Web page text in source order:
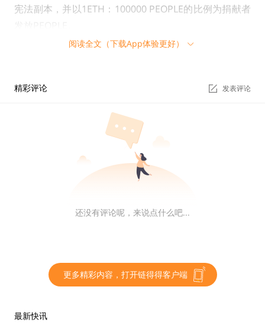
宪法副本，并以1ETH：100000 PEOPLE的比例为捐献者
退款的众筹者意外获利，PEOPLE走红，DAO这种「去中
心化自主组织」的形态配合链上工具，因为一个目标而展
现出了强大的资源和资金调动能力，其概念也开始为加密
讨论PEOPLE和DAO时，BCH社区的KOL、比特大陆的创
契合度较高，BCH的flipstarter就是一种极佳的传统，
生化学反应，相信SmartBCH上，一定有相应的项目可以
阅读全文（下载App体验更好）
精彩评论 发表评论
还没有评论呢，来说点什么吧...
更多精彩内容，打开链得得客户端
最新快讯